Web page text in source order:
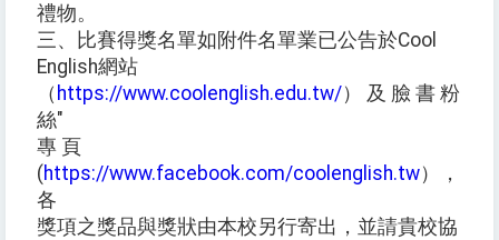
禮物。
三、比賽得獎名單如附件名單業已公告於Cool
English網站
（ https://www.coolenglish.edu.tw/） 及 臉 書 粉
絲"
專 頁
(https://www.facebook.com/coolenglish.tw），
各
獎項之獎品與獎狀由本校另行寄出，並請貴校協